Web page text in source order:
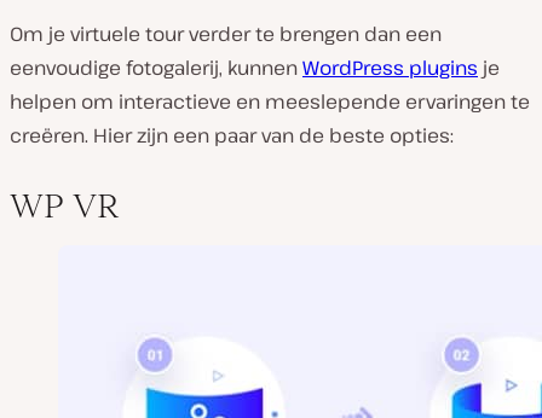
Om je virtuele tour verder te brengen dan een
eenvoudige fotogalerij, kunnenWordPress plugins je
helpen om interactieve en meeslepende ervaringen te
creëren. Hier zijn een paar van de beste opties:
WP VR